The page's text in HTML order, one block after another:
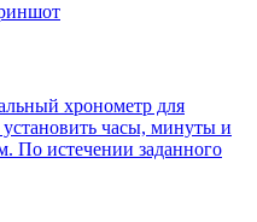
хронометр для
часы, минуты и
По истечении заданного